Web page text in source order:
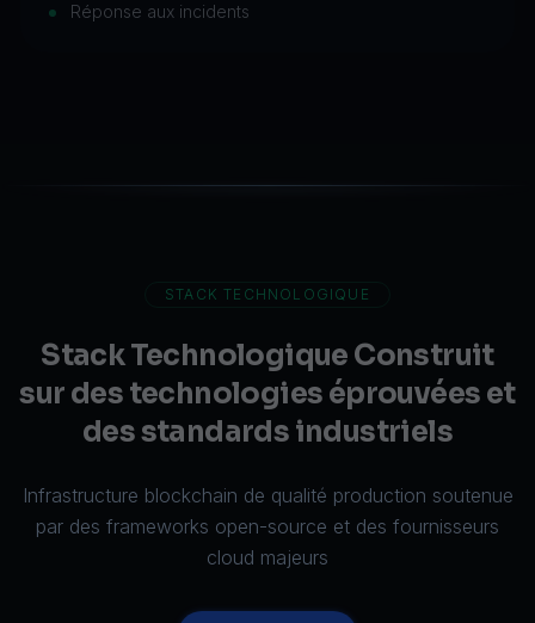
Réponse aux incidents
STACK TECHNOLOGIQUE
Stack Technologique Construit
sur des technologies éprouvées et
des standards industriels
Infrastructure blockchain de qualité production soutenue
par des frameworks open-source et des fournisseurs
cloud majeurs